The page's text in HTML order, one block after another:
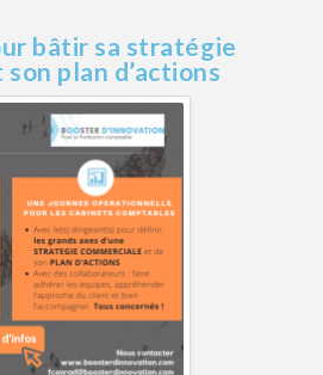
bâtir sa stratégie
plan d’actions